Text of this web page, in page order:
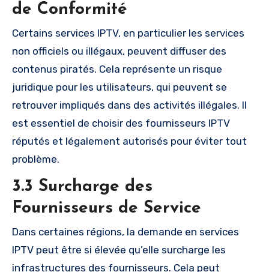
de Conformité
Certains services IPTV, en particulier les services
non officiels ou illégaux, peuvent diffuser des
contenus piratés. Cela représente un risque
juridique pour les utilisateurs, qui peuvent se
retrouver impliqués dans des activités illégales. Il
est essentiel de choisir des fournisseurs IPTV
réputés et légalement autorisés pour éviter tout
problème.
3.3 Surcharge des
Fournisseurs de Service
Dans certaines régions, la demande en services
IPTV peut être si élevée qu’elle surcharge les
infrastructures des fournisseurs. Cela peut